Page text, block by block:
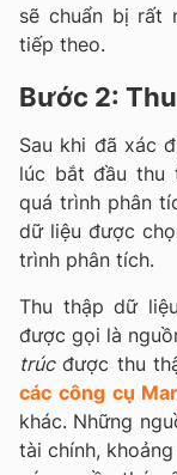
sẽ chuẩn bị rất
tiếp theo.
Bước 2:
Sau khi đã xác
lúc bắt đầu thu
quá trình phân
dữ liệu được
trình phân tích.
Thu thập dữ
được gọi là
trúcđược thu
các công cụ
khác. Những
tài chính,